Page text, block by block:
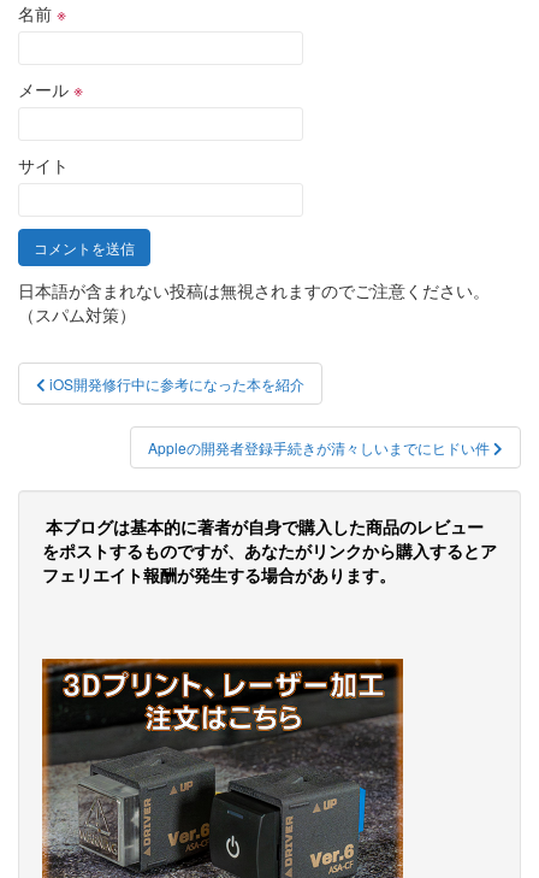
名前 ※
メール ※
サイト
日本語が含まれない投稿は無視されますのでご注意ください。
（スパム対策）
投
稿
ビ
ゲ
ー
ョ
ン
iOS開発修行中に参考になった本を紹介
Appleの開発者登録手続きが清々しいまでにヒドい件
本ブログは基本的に著者が自身で購入した商品のレビュー
をポストするものですが、あなたがリンクから購入するとア
フェリエイト報酬が発生する場合があります。